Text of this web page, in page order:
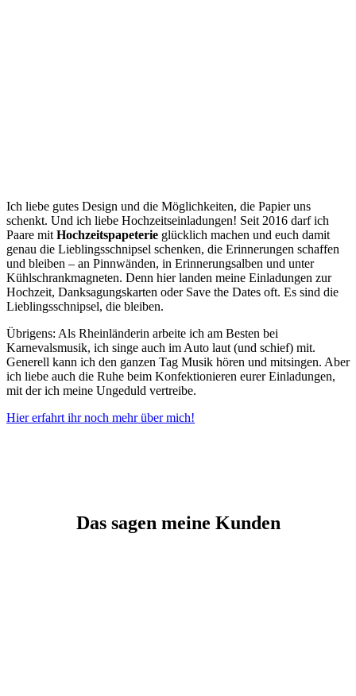
Ich liebe gutes Design und die Möglichkeiten, die Papier uns
schenkt. Und ich liebe Hochzeitseinladungen! Seit 2016 darf ich
Paare mit Hochzeitspapeterie glücklich machen und euch damit
genau die Lieblingsschnipsel schenken, die Erinnerungen schaffen
und bleiben – an Pinnwänden, in Erinnerungsalben und unter
Kühlschrankmagneten. Denn hier landen meine Einladungen zur
Hochzeit, Danksagungskarten oder Save the Dates oft. Es sind die
Lieblingsschnipsel, die bleiben.
Übrigens: Als Rheinländerin arbeite ich am Besten bei
Karnevalsmusik, ich singe auch im Auto laut (und schief) mit.
Generell kann ich den ganzen Tag Musik hören und mitsingen. Aber
ich liebe auch die Ruhe beim Konfektionieren eurer Einladungen,
mit der ich meine Ungeduld vertreibe.
Hier erfahrt ihr noch mehr über mich!
Das sagen meine Kunden